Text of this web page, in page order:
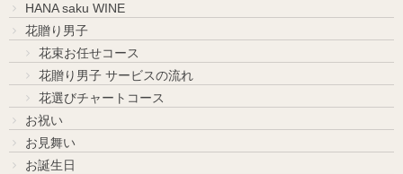
HANA saku WINE
花贈り男子
花束お任せコース
花贈り男子 サービスの流れ
花選びチャートコース
お祝い
お見舞い
お誕生日